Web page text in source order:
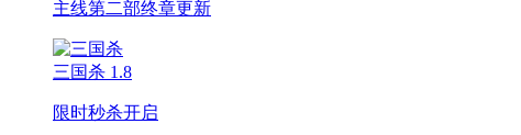
主线第二部终章更新
三国杀 1.8
限时秒杀开启